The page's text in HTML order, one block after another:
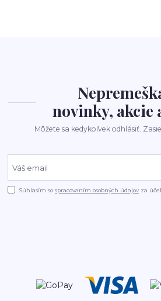
novinky, akcie
Môžete sa kedykoľvek odhlásiť.
Súhlasím sospracovaním osobných údajov za